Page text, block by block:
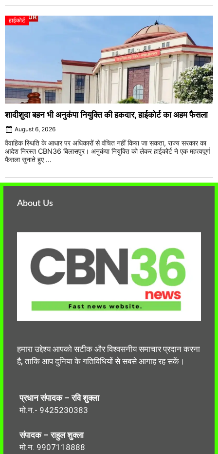
हाईकोर्ट
शादीशुदा बहन भी अनुकंपा नियुक्ति की हकदार, हाईकोर्ट का अहम फैसला
August 6, 2026
वैवाहिक स्थिति के आधार पर अधिकारों से वंचित नहीं किया जा सकता, राज्य सरकार का
आदेश निरस्त CBN36 बिलासपुर। अनुकंपा नियुक्ति को लेकर हाईकोर्ट ने एक महत्वपूर्ण
फैसला सुनाते हुए ...
About Us
हमारा उद्देश्य आपको सटीक और विश्वसनीय समाचार प्रदान करना
है, ताकि आप दुनिया के गतिविधियों से सबसे आगाह रह सकें।
प्रधान संपादक – रवि शुक्ला
मो.न.- 9425230383
संपादक – राहुल शुक्ला
मो.न. 9907118888